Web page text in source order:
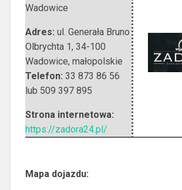
Wadowice
Adres: ul. Generała Bruno
Olbrychta 1, 34-100
Wadowice, małopolskie
Telefon: 33 873 86 56
lub 509 397 895
Strona internetowa:
https://zadora24.pl/
Mapa dojazdu: